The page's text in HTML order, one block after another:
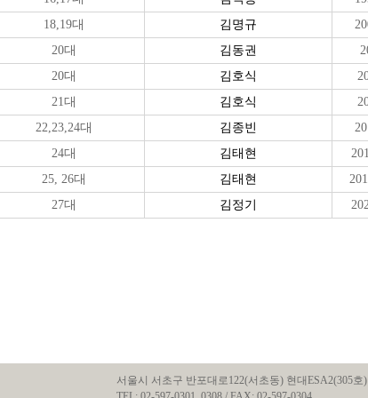
18,19대
김명규
20대
김동권
20대
김호식
21대
김호식
22,23,24대 김종빈
24대
김태현
25, 26대
김태현
27대
김정기
서울시 서초구 반포대로122(서초동) 현대ESA2(305호)